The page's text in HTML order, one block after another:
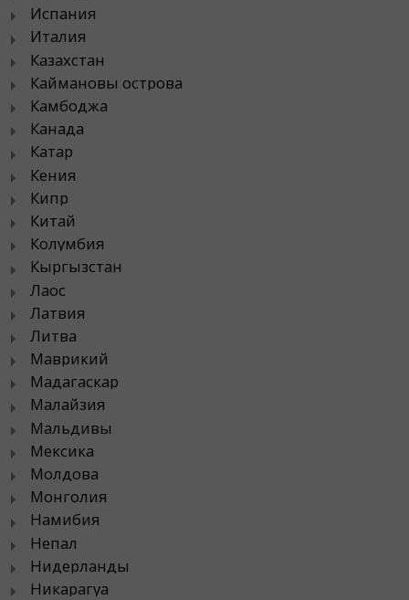
Испания
Италия
Казахстан
Каймановы острова
Камбоджа
Канада
Катар
Кения
Кипр
Китай
Колумбия
Кыргызстан
Лаос
Латвия
Литва
Маврикий
Мадагаскар
Малайзия
Мальдивы
Мексика
Молдова
Монголия
Намибия
Непал
Нидерланды
Никарагуа